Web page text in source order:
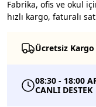
Fabrika, ofis ve okul
hızlı kargo, faturalı
Ücretsiz Kargo
08:30 - 18:00
CANLI DESTEK